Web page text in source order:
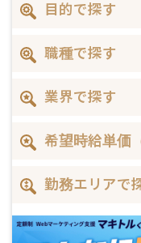
目的で探す
職種で探す
業界で探す
希望時給単価
勤務エリアで